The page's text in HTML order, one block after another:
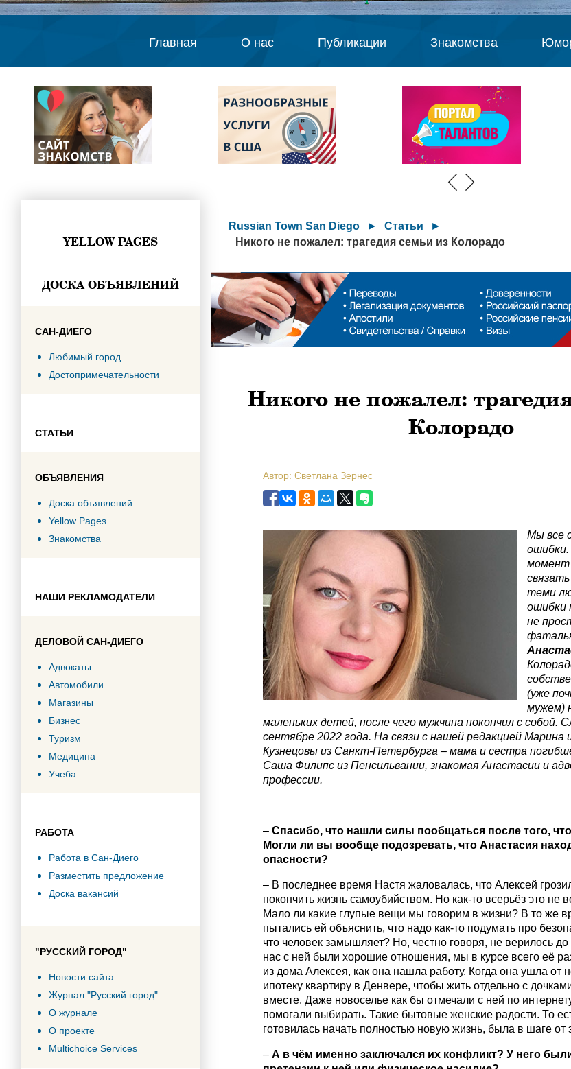
Главная О нас Публикации Знакомства
YELLOW PAGES
ДОСКА ОБЪЯВЛЕНИЙ
САН-ДИЕГО
Любимый город
Достопримечательности
СТАТЬИ
ОБЪЯВЛЕНИЯ
Доска объявлений
Yellow Pages
Знакомства
НАШИ РЕКЛАМОДАТЕЛИ
ДЕЛОВОЙ САН-ДИЕГО
Адвокаты
Автомобили
Магазины
Бизнес
Туризм
Медицина
Учеба
РАБОТА
Работа в Сан-Диего
Разместить предложение
Доска вакансий
"РУССКИЙ ГОРОД"
Новости сайта
Журнал "Русский город"
О журнале
О проекте
Multichoice Services
Russian Town San Diego ► Статьи
►
Никого не пожалел: трагедия семьи из Колорадо
Никого не пожалел:
Колорадо
Автор: Светлана Зернес
Мы все
теми
ошибки
не
(уже
мужем)
маленьких детей, после чего мужчина покончил с собой.
сентябре 2022 года. На связи с нашей редакцией Марина
Кузнецовы из Санкт-Петербурга – мама и сестра
Саша Филипс из Пенсильвании, знакомая Анастасии и
профессии.
– Спасибо, что нашли силы пообщаться после того,
Могли ли вы вообще подозревать, что Анастасия
опасности?
– В последнее время Настя жаловалась, что Алексей
покончить жизнь самоубийством. Но как-то всерьёз это не
Мало ли какие глупые вещи мы говорим в жизни? В то же
пытались ей объяснить, что надо как-то подумать про
что человек замышляет? Но, честно говоря, не верилось
нас с ней были хорошие отношения, мы в курсе всего её
из дома Алексея, как она нашла работу. Когда она ушла от
ипотеку квартиру в Денвере, чтобы жить отдельно с
вместе. Даже новоселье как бы отмечали с ней по
помогали выбирать. Такие бытовые женские радости. То
готовилась начать полностью новую жизнь, была в шаге от
– А в чём именно заключался их конфликт? У него